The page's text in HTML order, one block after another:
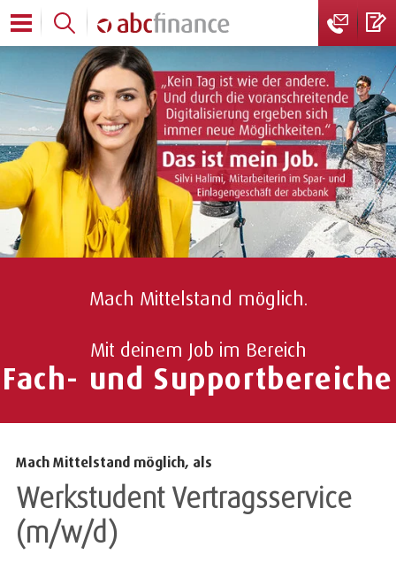
Mach Mittelstand möglich.
Mit deinem Job im Bereich
Fach- und Supportbereiche
Mach Mittelstand möglich, als
Werkstudent Vertragsservice
(m/w/d)